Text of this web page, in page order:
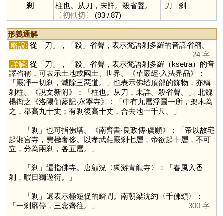
剎
柱也。从刀，未詳。殺省聲。
〔初轄切〕
(93 / 87)
刀 刹
形義通解
略說: 從「刀 」，「殺」省聲，表示梵語剎多羅的音譯省稱。
24 字
詳解: 從「刀 」，「殺」省聲，表示梵語剎多羅（ksetra）的音
譯省稱，可表示土地或國土、世界。《華嚴經‧入法界品》：
「嚴凈一切剎，滅除三惡道。」也表示佛塔頂部的飾物，亦稱
剎柱。《說文新附》：「柱也。从刀，未詳。殺省聲。」 北魏
楊衒之《洛陽伽藍記‧永寧寺》：「中有九層浮圖一所，架木為
之，舉高九十丈；有剎復高十丈，合去地一千尺。」
「剎 」也可指佛塔。《南齊書‧良政傳‧虞願》：「帝以故宅
起湘宮寺，費極奢侈。以孝武莊嚴剎七層，帝欲起十層，不可
立，分為兩剎，各五層。」
「剎 」還指佛寺。唐顧況〈獨游青龍寺〉：「春風入香
剎，暇日獨遊衍。」
「剎 」還表示極短促的瞬間。南朝梁沈約〈千佛頌〉：
「一剎靡停，三念齊往。」
300 字